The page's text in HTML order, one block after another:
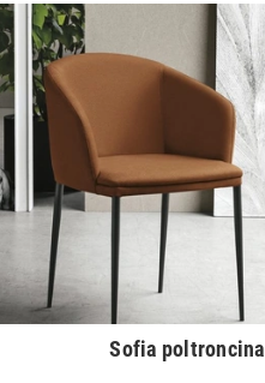
Sofia poltroncina